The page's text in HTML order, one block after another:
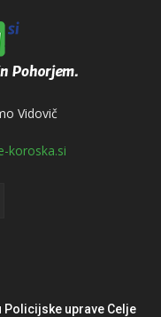
Vidovič
koroska.si
uprave Celje